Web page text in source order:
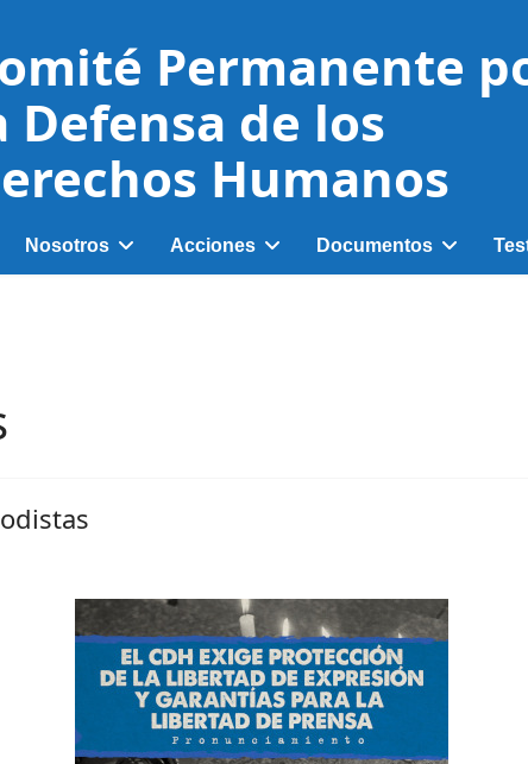
Permanente
Defensa de los
Humanos
Nosotros Acciones Documentos